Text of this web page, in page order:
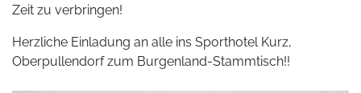
Zeit zu verbringen!
Herzliche Einladung an alle ins Sporthotel Kurz,
Oberpullendorf zum Burgenland-Stammtisch!!